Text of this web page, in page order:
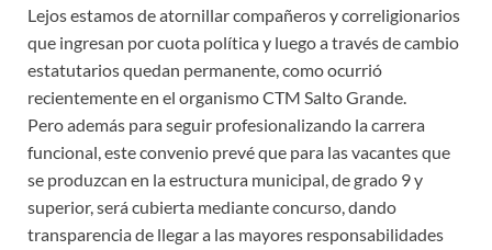
Lejos estamos de atornillar compañeros y correligionarios
que ingresan por cuota política y luego a través de cambio
estatutarios quedan permanente, como ocurrió
recientemente en el organismo CTM Salto Grande.
Pero además para seguir profesionalizando la carrera
funcional, este convenio prevé que para las vacantes que
se produzcan en la estructura municipal, de grado 9 y
superior, será cubierta mediante concurso, dando
transparencia de llegar a las mayores responsabilidades